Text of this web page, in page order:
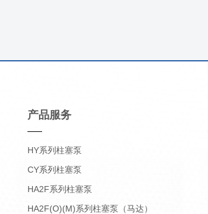
产品服务
HY系列柱塞泵
CY系列柱塞泵
HA2F系列柱塞泵
HA2F(O)(M)系列柱塞泵（马达）